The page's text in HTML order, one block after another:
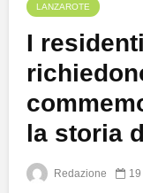
LANZAROTE
I
la storia
Redazione